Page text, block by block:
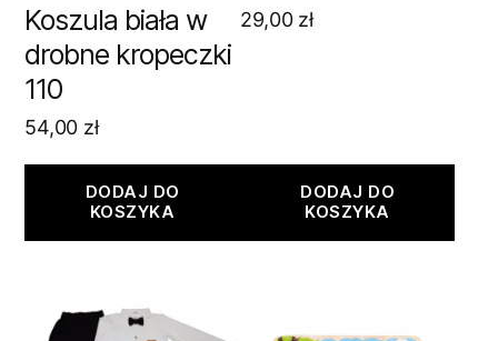
Koszula biała w
drobne kropeczki
110
54,00 zł
DODAJ DO
KOSZYKA
29,00 zł
DODAJ DO
KOSZYKA